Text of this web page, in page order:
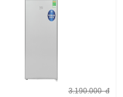
3.190.000 đ